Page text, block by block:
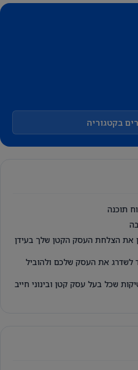
בקטגוריה
תוכנה
את הצלחת העסק הקטן שלך בעידן
לשדרג את העסק שלכם ולהוביל
5 טקטיקות שכל בעל עסק קטן ובינוני חייב